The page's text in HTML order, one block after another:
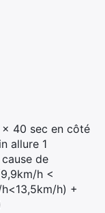
x 40 sec en côté
allure 1
de
h <
h) +